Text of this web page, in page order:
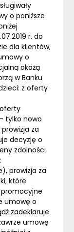
o poniższe
r. do
dla klientów,
o
okażą
w Banku
z oferty
tylko nowo
za
decyzję o
zdolności
prowizja za
które
promocyjne
umowę o
zadeklaruje
umowę